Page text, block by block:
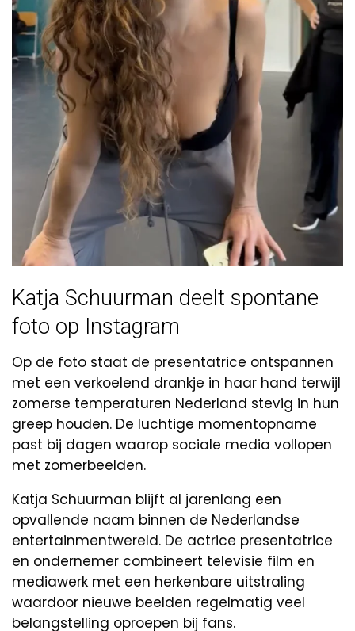
Katja Schuurman deelt spontane
foto op Instagram
Op de foto staat de presentatrice ontspannen
met een verkoelend drankje in haar hand terwijl
zomerse temperaturen Nederland stevig in hun
greep houden. De luchtige momentopname
past bij dagen waarop sociale media vollopen
met zomerbeelden.
Katja Schuurman blijft al jarenlang een
opvallende naam binnen de Nederlandse
entertainmentwereld. De actrice presentatrice
en ondernemer combineert televisie film en
mediawerk met een herkenbare uitstraling
waardoor nieuwe beelden regelmatig veel
belangstelling oproepen bij fans.